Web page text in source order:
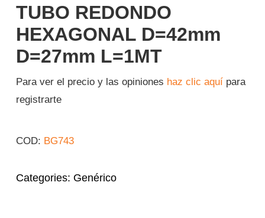
TUBO REDONDO
HEXAGONAL D=42mm
D=27mm L=1MT
Para ver el precio y las opiniones haz clic aquípara
registrarte
COD: BG743
Categories: Genérico